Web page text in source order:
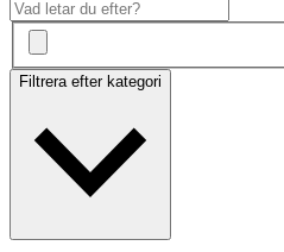
Filtrera efter kategori